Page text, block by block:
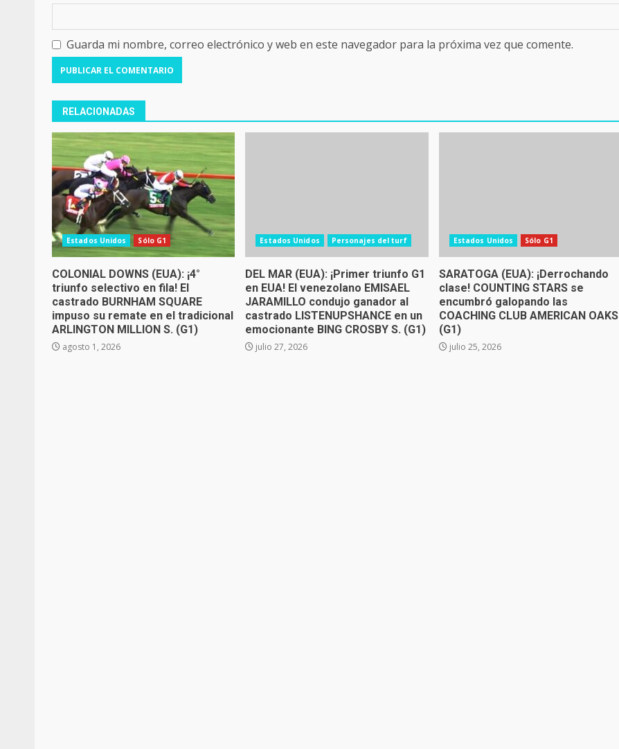
Guarda mi nombre, correo electrónico y web en este navegador para la próxima vez que comente.
RELACIONADAS
Estados Unidos Sólo G1
COLONIAL DOWNS (EUA): ¡4°
triunfo selectivo en fila! El
castrado BURNHAM SQUARE
impuso su remate en el tradicional
ARLINGTON MILLION S. (G1)
agosto 1, 2026
Estados Unidos Personajes del turf
DEL MAR (EUA): ¡Primer triunfo G1
en EUA! El venezolano EMISAEL
JARAMILLO condujo ganador al
castrado LISTENUPSHANCE en un
emocionante BING CROSBY S. (G1)
julio 27, 2026
Estados Unidos Sólo G1
SARATOGA (EUA): ¡Derrochando
clase! COUNTING STARS se
encumbró galopando las
COACHING CLUB AMERICAN OAKS
(G1)
julio 25, 2026